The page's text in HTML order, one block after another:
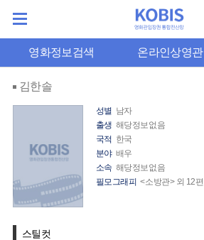
영화정보검색 온라인상영관
김한솔
성별 남자
출생 해당정보없음
국적 한국
분야 배우
소속 해당정보없음
필모그래피 <소방관> 외 12편
스틸컷